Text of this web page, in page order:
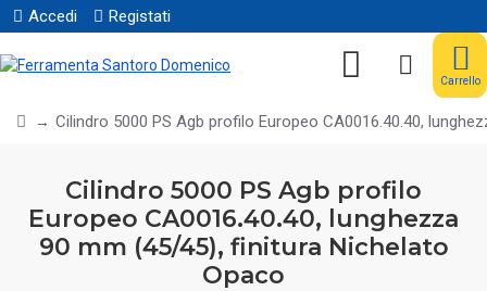
Accedi Registati
Carrello
Cilindro 5000 PS Agb profilo Europeo CA0016.40.40,
Cilindro 5000 PS Agb profilo
Europeo CA0016.40.40, lunghezza
90 mm (45/45), finitura Nichelato
Opaco